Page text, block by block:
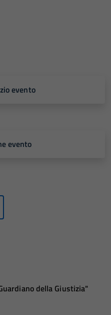
evento
evento
della Giustizia"